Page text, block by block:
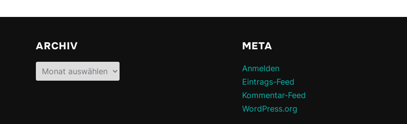
ARCHIV
Archiv
META
Anmelden
Eintrags-Feed
Kommentar-Feed
WordPress.org